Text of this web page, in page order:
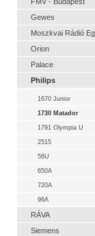
Gewes
Moszkvai Rádió
Orion
Palace
Philips
1670 Junior
1730 Matador
1791 Olympia U
2515
56U
650A
720A
96A
RÁVA
Siemens